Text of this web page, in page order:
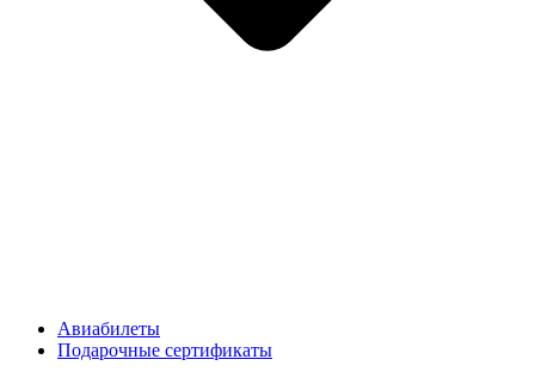
Авиабилеты
Подарочные сертификаты